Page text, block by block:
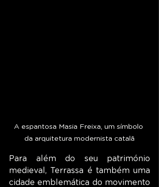
A espantosa Masia Freixa, um símbolo
da arquitetura modernista catalã
Para além do seu património
medieval, Terrassa é também uma
cidade emblemática do movimento